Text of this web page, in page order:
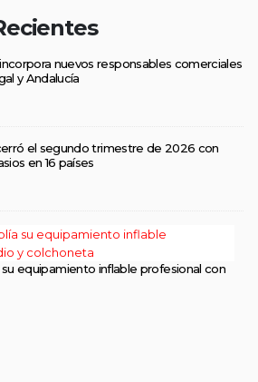
nuevos responsables comerciales
y Andalucía
el segundo trimestre de 2026 con
en 16 países
equipamiento inflable profesional con